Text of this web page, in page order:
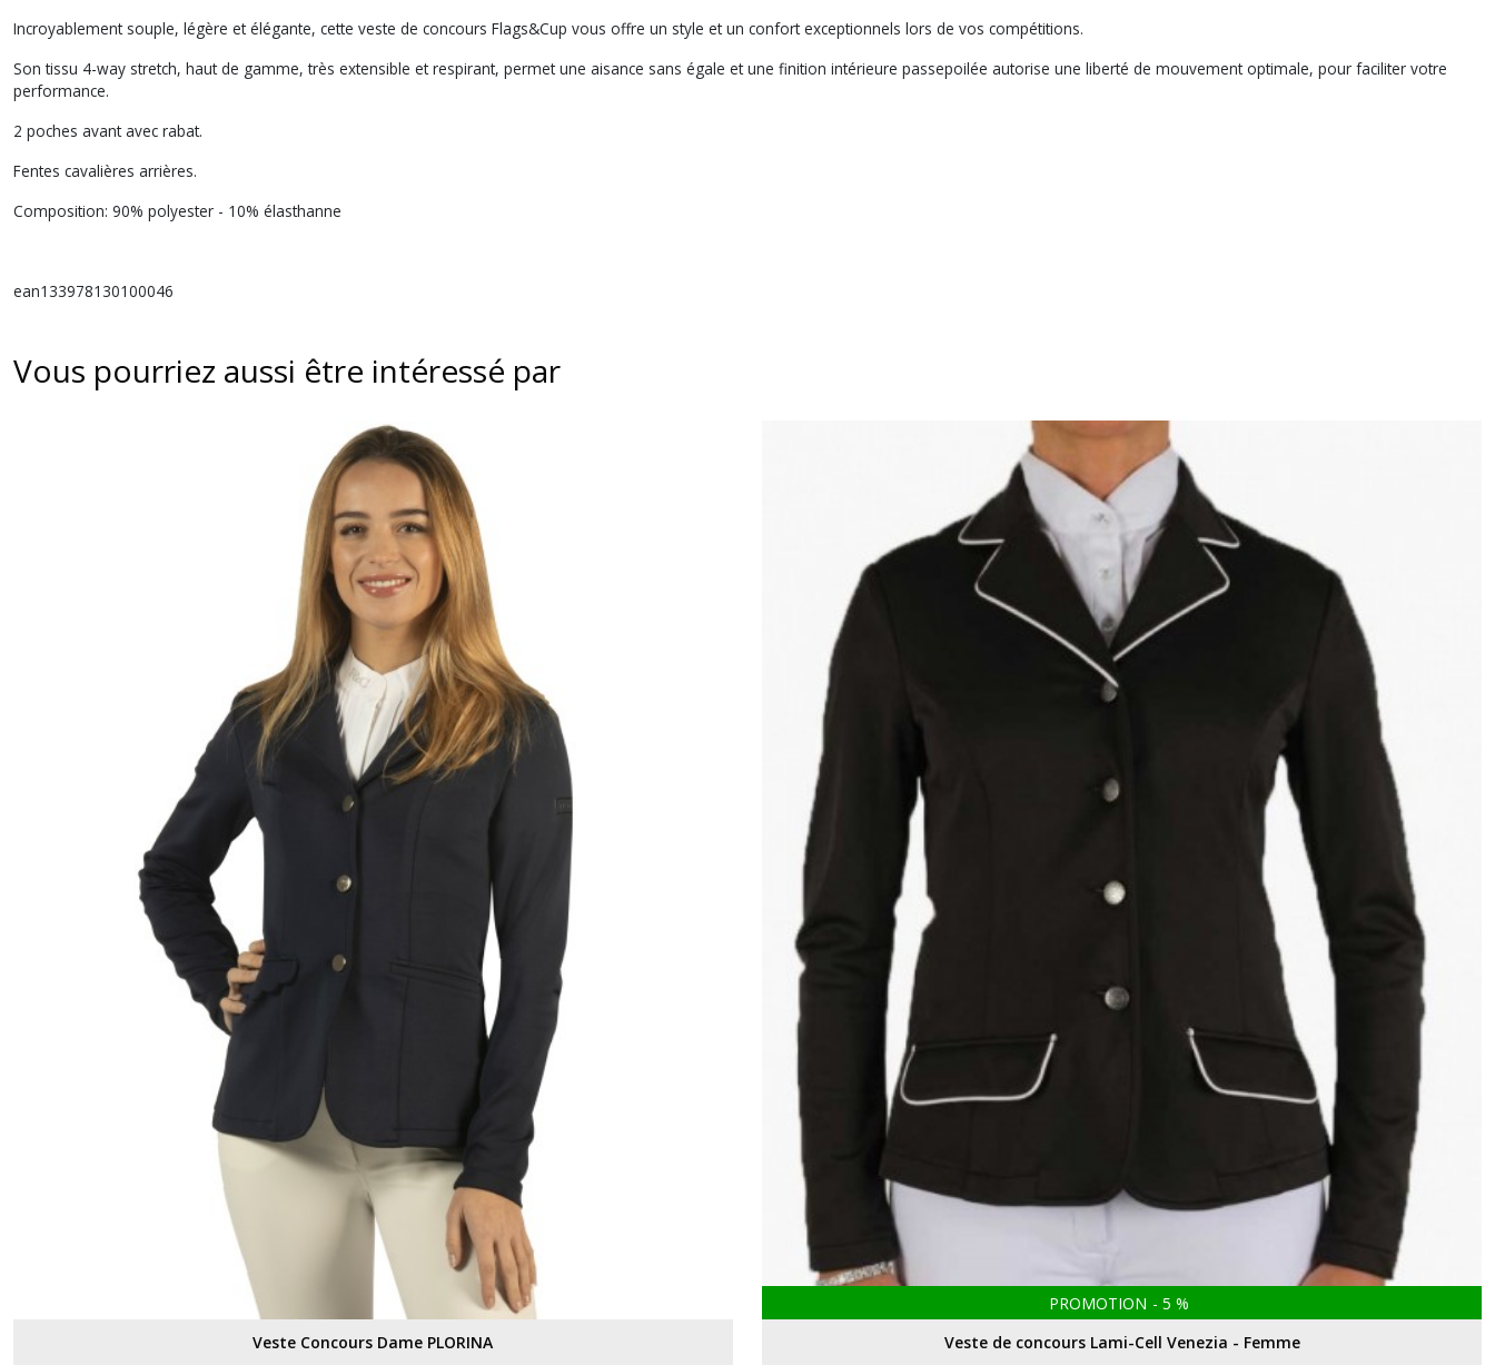
Incroyablement souple, légère et élégante, cette veste de concours Flags&Cup vous offre un style et un confort exceptionnels lors de vos compétitions.
Son tissu 4-way stretch, haut de gamme, très extensible et respirant, permet une aisance sans égale et une finition intérieure passepoilée autorise une liberté de mouvement optimale, pour faciliter votre
performance.
2 poches avant avec rabat.
Fentes cavalières arrières.
Composition: 90% polyester - 10% élasthanne
ean133978130100046
Vous pourriez aussi être intéressé par
Veste Concours Dame PLORINA
PROMOTION - 5 %
Veste de concours Lami-Cell Venezia - Femme